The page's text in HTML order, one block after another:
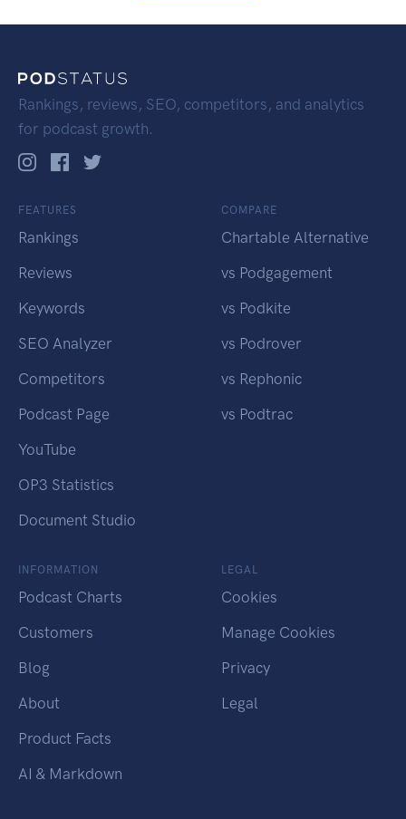
Rankings, reviews, SEO, competitors, and analytics
for podcast growth.
FEATURES
Rankings
Reviews
Keywords
SEO Analyzer
Competitors
Podcast Page
YouTube
OP3 Statistics
Document Studio
COMPARE
Chartable Alternative
vs Podgagement
vs Podkite
vs Podrover
vs Rephonic
vs Podtrac
INFORMATION
Podcast Charts
Customers
Blog
About
Product Facts
AI & Markdown
LEGAL
Cookies
Manage Cookies
Privacy
Legal